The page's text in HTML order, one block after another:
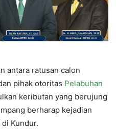
antara ratusan calon
pihak otoritas Pelabuhan
keributan yang berujung
berharap kejadian
Kundur.